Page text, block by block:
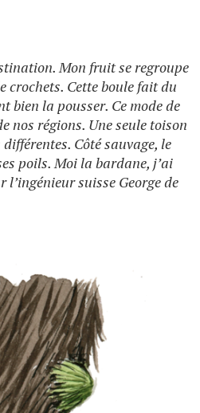
Mon fruit se regroupe
crochets. Cette boule fait du
bien la pousser. Ce mode de
nos régions. Une seule toison
Côté sauvage, le
poils. Moi la bardane, j’ai
suisse George de